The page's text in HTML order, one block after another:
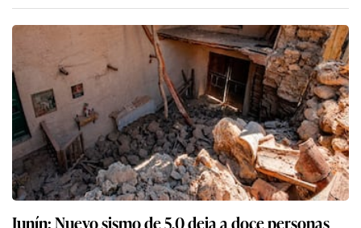
Junín: Nuevo sismo de 5,0 deja a doce personas